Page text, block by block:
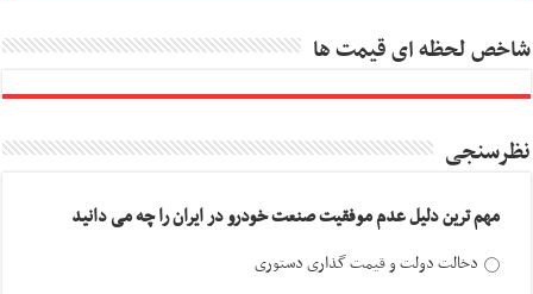
شاخص لحظه ای قیمت ها
نظرسنجی
مهم ترین دلیل عدم موفقیت صنعت خودرو در ایران را چه می دانید
دخالت دولت و قیمت گذاری دستوری